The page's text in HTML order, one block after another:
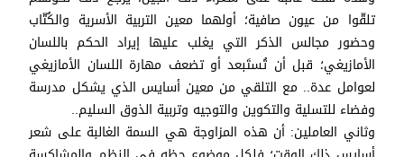
تلقّوا من عيون صافية؛ أولهما معين التربية الأسرية والكُتّاب
وحضور مجالس الذكر التي يغلب عليها إيراد الحكم باللسان
الأمازيغي؛ قبل أن تُستَبعد أو تضعف مهارة اللسان الأمازيغي
لعوامل عدة.. مع التلقي من معين أسايس الذي يشكل مدرسة
وفضاء للتسلية والتكوين والتوجيه وتربية الذوق السليم..
وثاني العاملين: أن هذه المزاوجة هي السمة الغالبة على شعر